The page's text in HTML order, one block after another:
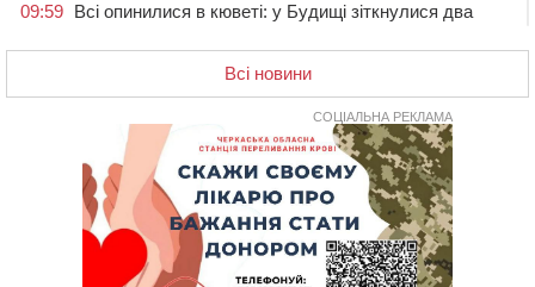
09:59 Всі опинилися в кюветі: у Будищі зіткнулися два
На Черкащині боржникам за електроенергію
Черкащина серед лідерів за кількістю штрафів для
підприємств через неподання даних про транспорт до
ТЦК
Черкаси прийматимуть Український урбаністичний
форум: реєстрація
09 СЕРПНЯ 2026, НЕДІЛЯ
Всі новини
СОЦІАЛЬНА РЕКЛАМА